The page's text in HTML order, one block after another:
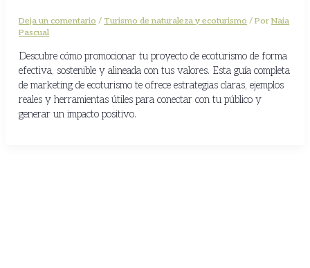
Deja un comentario / Turismo de naturaleza y ecoturismo / PorNaia
Pascual
Descubre cómo promocionar tu proyecto de ecoturismo de forma
efectiva, sostenible y alineada con tus valores. Esta guía completa
de marketing de ecoturismo te ofrece estrategias claras, ejemplos
reales y herramientas útiles para conectar con tu público y
generar un impacto positivo.